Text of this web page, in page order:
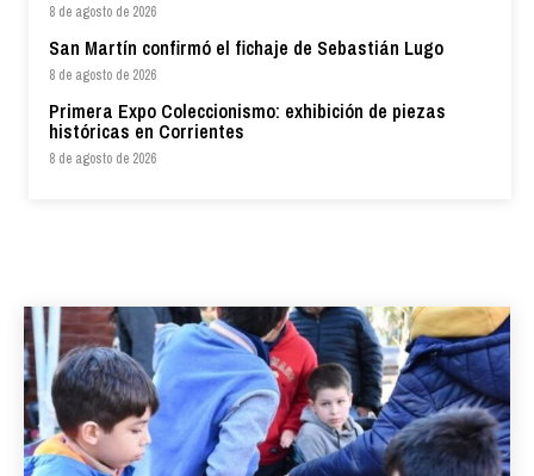
8 de agosto de 2026
San Martín confirmó el fichaje de Sebastián Lugo
8 de agosto de 2026
Primera Expo Coleccionismo: exhibición de piezas
históricas en Corrientes
8 de agosto de 2026